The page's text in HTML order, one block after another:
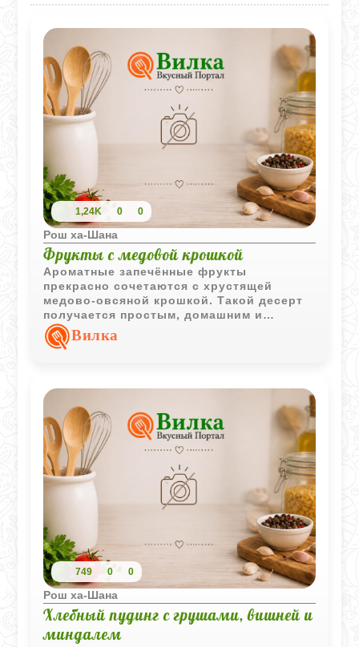
1,24K 0 0
Рош ха-Шана
Фрукты с медовой крошкой
Ароматные запечённые фрукты
прекрасно сочетаются с хрустящей
медово-овсяной крошкой. Такой десерт
получается простым, домашним и
наполненным тёплыми нотами корицы и
мёда.Вилка
749 0 0
Рош ха-Шана
Хлебный пудинг с грушами, вишней и
миндалем